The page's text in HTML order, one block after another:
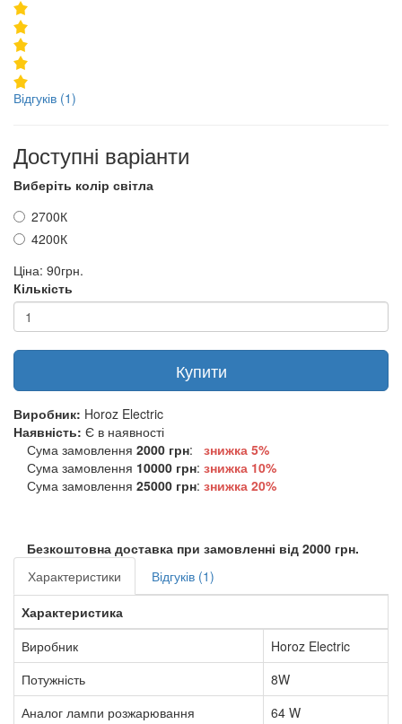
Відгуків (1)
Доступні варіанти
Виберіть колір світла
2700К
4200К
Ціна: 90грн.
Кількість
Купити
Виробник: Horoz Electric
Наявність: Є в наявності
Сума замовлення 2000 грн:
знижка 5%
Сума замовлення 10000 грн: знижка 10%
Сума замовлення 25000 грн: знижка 20%
Безкоштовна доставка при замовленні від 2000 грн.
Характеристики
Відгуків (1)
Характеристика
Виробник
Horoz Electric
Потужність
8W
Аналог лампи розжарювання
64 W